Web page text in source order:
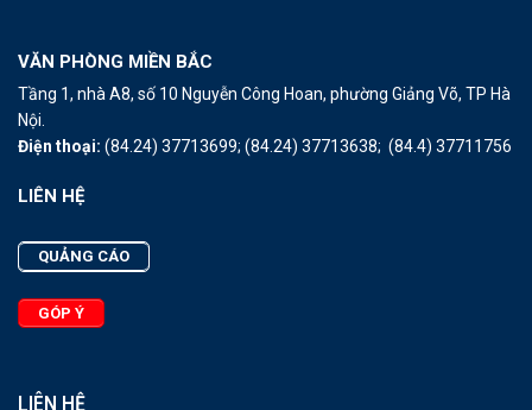
VĂN PHÒNG MIỀN BẮC
Tầng 1, nhà A8, số 10 Nguyễn Công Hoan, phường Giảng Võ, TP Hà
Nội.
Điện thoại: (84.24) 37713699; (84.24) 37713638; (84.4) 37711756
LIÊN HỆ
QUẢNG CÁO
GÓP Ý
LIÊN HỆ